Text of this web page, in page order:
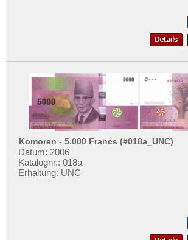
Komoren - 5.000 Francs (#018a_UNC)
Datum: 2006
Katalognr.: 018a
Erhaltung: UNC